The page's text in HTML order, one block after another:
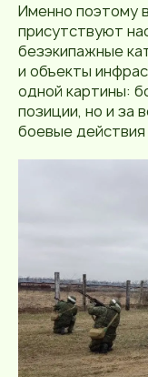
Именно поэтому
присутствуют
безэкипажные
и объекты
одной картины:
позиции, но и за
боевые